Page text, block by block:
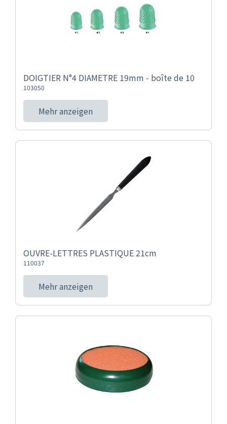
DOIGTIER N°4 DIAMETRE 19mm - boîte de 10
103050
Mehr anzeigen
OUVRE-LETTRES PLASTIQUE 21cm
110037
Mehr anzeigen